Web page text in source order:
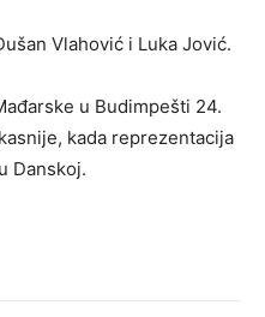
Vlahović i Luka Jović.
u Budimpešti 24.
kada reprezentacija
Danskoj.